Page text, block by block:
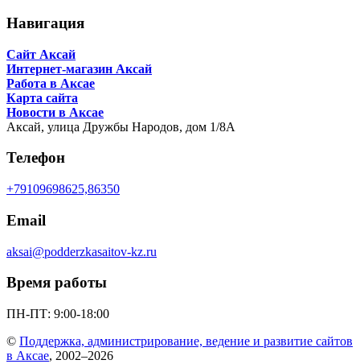
Навигация
Сайт Аксай
Интернет-магазин Аксай
Работа в Аксае
Карта сайта
Новости в Аксае
Аксай, улица Дружбы Народов, дом 1/8А
Телефон
+79109698625,86350
Email
aksai@podderzkasaitov-kz.ru
Время работы
ПН-ПТ: 9:00-18:00
© Поддержка, администрирование, ведение и развитие сайтов
в Аксае, 2002–2026